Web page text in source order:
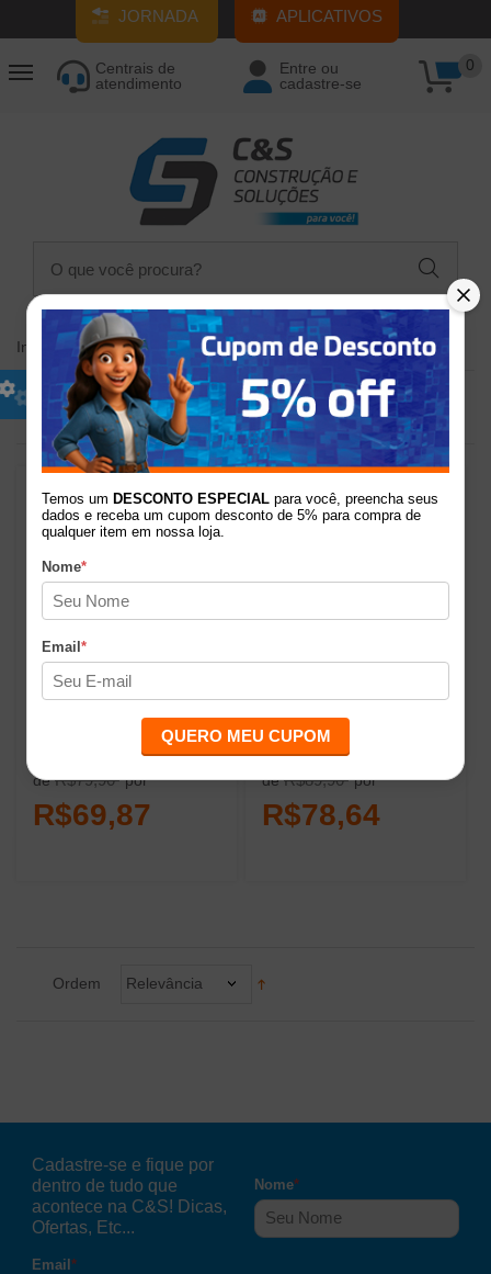
JORNADA APLICATIVOS
Centrais de
atendimento
Entre ou
cadastre-se
0
Início Tintas e Acessórios Texturas, Efeitos
Ordem Relevância
Textura Acrílica Premium
Grafiato Riscada Malha
10 Branca 25kg Martins
de R$79,90
13%
por
R$69,87
Textura Acrílica Premium
Lisa Branca Interna
Externa 25kg Martins
de R$89,90 por
R$78,64
Ordem Relevância
Cadastre-se e fique por
dentro de tudo que
acontece na C&S! Dicas,
Ofertas, Etc...
Nome*
Email*
Temos um DESCONTO ESPECIAL para você, preencha seus
dados e receba um cupom desconto de 5% para compra de
qualquer item em nossa loja.
Nome*
Email *
QUERO MEU CUPOM